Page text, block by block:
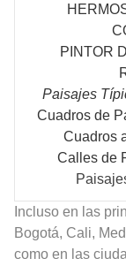
PINTOR
Paisajes
Cuadros de
Cuadros
Calles de
Incluso en las
Bogotá, Cali,
como en las